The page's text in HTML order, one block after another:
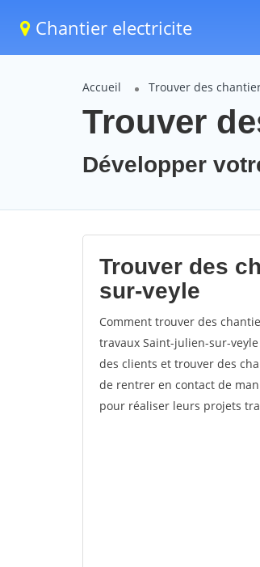
Chantier electricite
Accueil Trouver des
Trouver
Développer
Trouver des
sur-veyle
Comment trouver des
travaux Saint-julien-sur-
des clients et trouver des
de rentrer en contact de
pour réaliser leurs projets